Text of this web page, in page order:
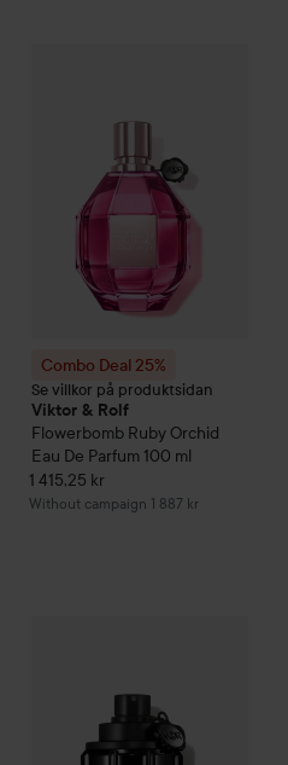
Combo Deal 25%
Se villkor på produktsidan
Viktor & Rolf
Flowerbomb Ruby Orchid
Eau De Parfum 100 ml
1 415,25 kr
Without campaign 1 887 kr